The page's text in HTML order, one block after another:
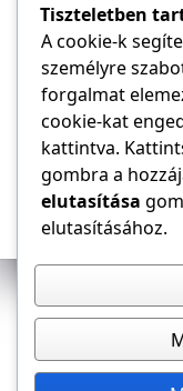
Az E-VILLAMOS
Tiszteletben
A cookie-k
személyre
forgalmat
cookie-kat
kattintva.
gombra a
elutasítása
elutasításához.